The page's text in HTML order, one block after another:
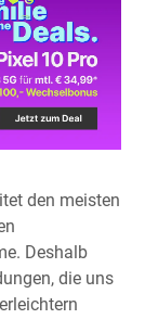
den meisten
Deshalb
die uns